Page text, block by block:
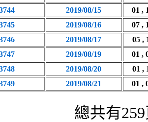
2019/08/15
01 ,
2019/08/16
07 ,
2019/08/17
05 ,
2019/08/19
01 ,
2019/08/20
01 ,
2019/08/21 01 ,
總共有